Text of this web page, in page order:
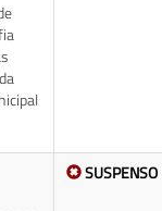
SUSPENSO